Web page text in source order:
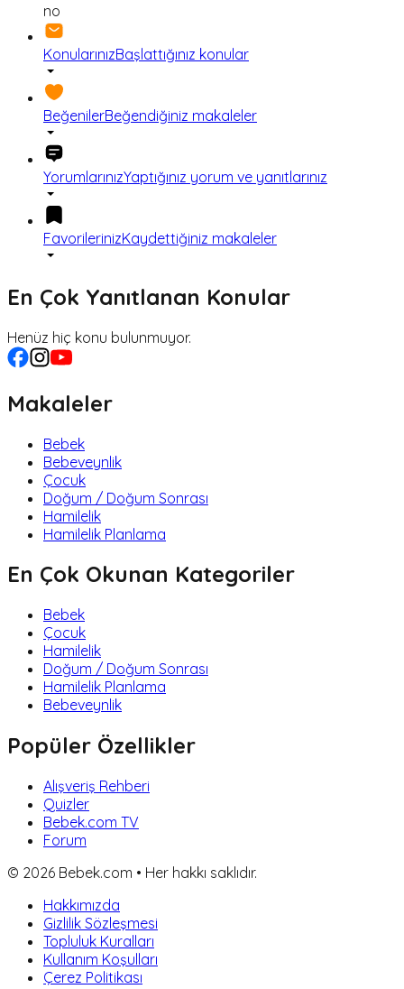
no
KonularınızBaşlattığınız konular
BeğenilerBeğendiğiniz makaleler
YorumlarınızYaptığınız yorum ve yanıtlarınız
FavorilerinizKaydettiğiniz makaleler
En Çok Yanıtlanan Konular
Henüz hiç konu bulunmuyor.
Makaleler
Bebek
Bebeveynlik
Çocuk
Doğum / Doğum Sonrası
Hamilelik
Hamilelik Planlama
En Çok Okunan Kategoriler
Bebek
Çocuk
Hamilelik
Doğum / Doğum Sonrası
Hamilelik Planlama
Bebeveynlik
Popüler Özellikler
Alışveriş Rehberi
Quizler
Bebek.com TV
Forum
© 2026 Bebek.com • Her hakkı saklıdır.
Hakkımızda
Gizlilik Sözleşmesi
Topluluk Kuralları
Kullanım Koşulları
Çerez Politikası